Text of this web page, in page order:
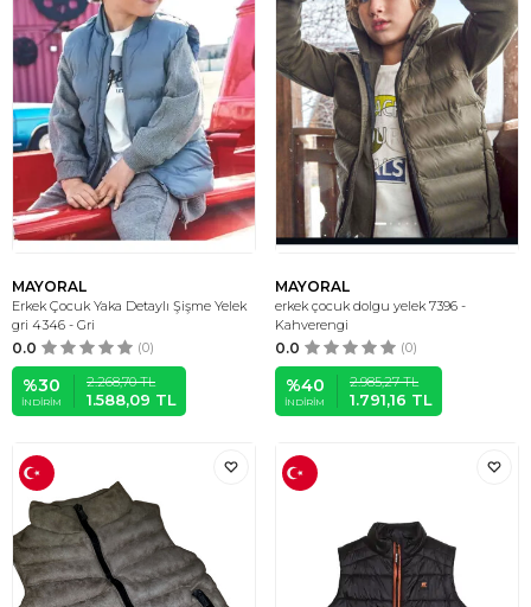
MAYORAL
Erkek Çocuk Yaka Detaylı Şişme Yelek
gri 4346 - Gri
0.0 (0)
%30
İNDIRIM
2.268,70TL
1.588,09 TL
MAYORAL
erkek çocuk dolgu yelek 7396 -
Kahverengi
0.0 (0)
%40
İNDIRIM
2.985,27TL
1.791,16 TL